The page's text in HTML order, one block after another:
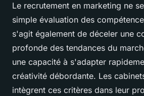
Le recrutement en marketing ne
simple évaluation des
s'agit également de déceler une
profonde des tendances du
une capacité à s'adapter
créativité débordante. Les
intègrent ces critères dans leur